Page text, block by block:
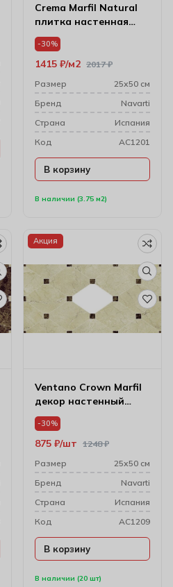
Crema Marfil Natural
плитка настенная
25*50
В наличии (3.75 м2)
-30%
2017₽
1415 ₽ м2
Размер
25х50 см
Бренд
Navarti
Cтрана
Испания
Код
AC1201
В корзину
Акция
Ventano Crown Marfil
декор настенный
25*50
В наличии (20 шт)
-30%
1248₽
875 ₽ шт
Размер
25х50 см
Бренд
Navarti
Cтрана
Испания
Код
AC1209
В корзину